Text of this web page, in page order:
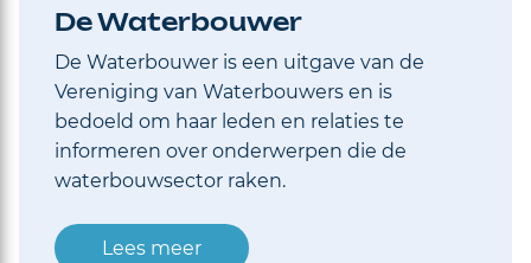
De Waterbouwer
De Waterbouwer is een uitgave van de
Vereniging van Waterbouwers en is
bedoeld om haar leden en relaties te
informeren over onderwerpen die de
waterbouwsector raken.
Lees meer